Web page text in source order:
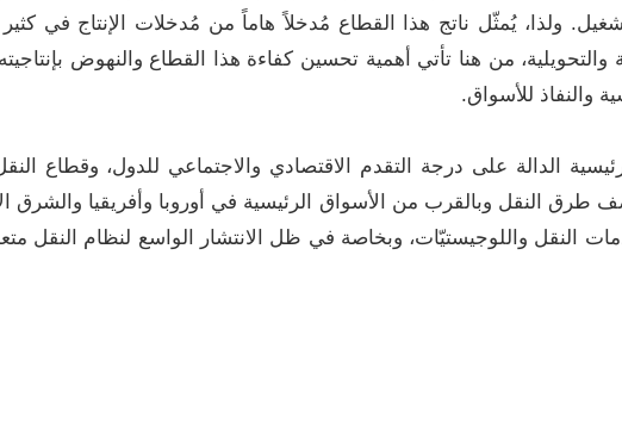
ولذا، يُمثّل ناتج هذا القطاع مُدخلاً هاماً من مُدخلات الإنتاج في
من هنا تأتي أهمية تحسين كفاءة هذا القطاع والنهوض بإنتاجيته
والنفاذ للأسواق.
الدالة على درجة التقدم الاقتصادي والاجتماعي للدول، وقطاع
النقل وبالقرب من الأسواق الرئيسية في أوروبا وأفريقيا والشرق
النقل واللوجيستيّات، وبخاصة في ظل الانتشار الواسع لنظام النقل